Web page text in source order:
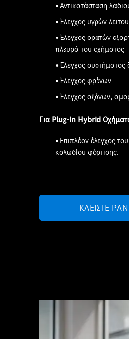
Αντικατάσταση
Έλεγχος υγρών
Έλεγχος ορατών
πλευρά του οχήματος
Έλεγχος συστήματος
Έλεγχος φρένων
Έλεγχος αξόνων,
ΓιαPlug-in Hybrid
Επιπλέον έλεγχος
καλωδίου φόρτισης.
ΚΛΕΊΣΤΕ